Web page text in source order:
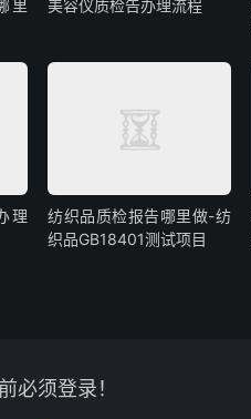
里 美容仪质检告办理流程
理
纺织品质检报告哪里做-纺
织品GB18401测试项目
必须登录！